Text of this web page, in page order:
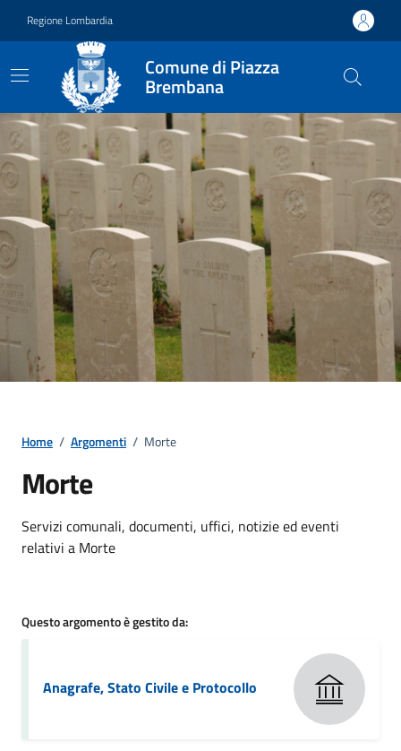
Regione Lombardia
Comune di Piazza
Brembana
Home / Argomenti / Morte
Morte
Dettagli della notizia
Servizi comunali, documenti, uffici, notizie ed eventi
relativi a Morte
Questo argomento è gestito da:
Anagrafe, Stato Civile e Protocollo